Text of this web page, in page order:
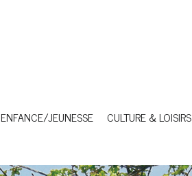
ENFANCE/JEUNESSE CULTURE & LOISIRS